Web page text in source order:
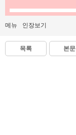
메뉴 인장보기
목록 본문